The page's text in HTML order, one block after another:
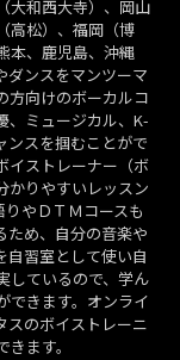
大和西大寺）、岡山
高松）、福岡（博
本、鹿児島、沖縄
ダンスをマンツーマ
方向けのボーカルコ
、ミュージカル、K-
ンスを掴むことがで
イストレーナー（ボ
かりやすいレッスン
やＤＴＭコースも
ため、自分の音楽や
自習室として使い自
しているので、学ん
できます。オンライ
スのボイストレーニ
ます。